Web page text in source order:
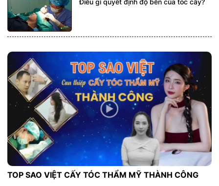
TOP SAO VIỆT CẤY TÓC THẨM MỸ THÀNH CÔNG